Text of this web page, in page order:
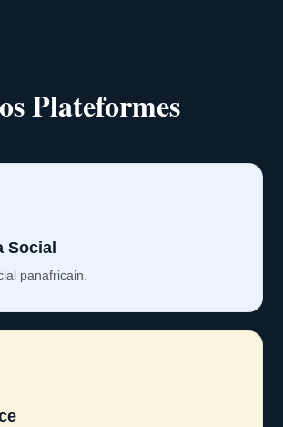
Plateformes
Social
panafricain.